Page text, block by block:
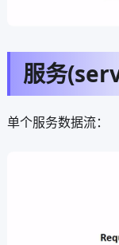
服务
单个服务数据流：